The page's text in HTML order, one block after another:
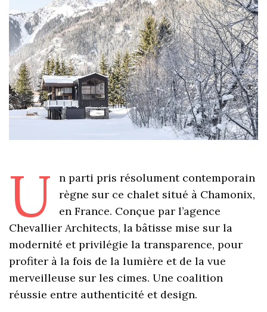
U
n parti pris résolument contemporain
règne sur ce chalet situé à Chamonix,
en France. Conçue par l’agence
Chevallier Architects, la bâtisse mise sur la
modernité et privilégie la transparence, pour
profiter à la fois de la lumière et de la vue
merveilleuse sur les cimes. Une coalition
réussie entre authenticité et design.